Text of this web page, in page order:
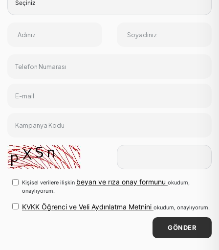
Adınız Soyadınız
Telefon Numarası
E-mail
Kampanya Kodu
Kişisel verilere ilişkin beyan ve rıza onay formunu okudum,
onaylıyorum.
KVKK Öğrenci ve Veli Aydınlatma Metnini okudum, onaylıyorum.
GÖNDER